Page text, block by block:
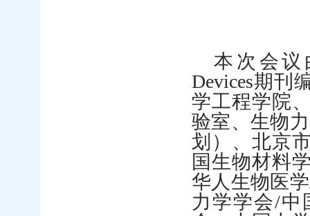
本次会议
Devices期刊
学工程学院
验室、生物
划）、北京
国生物材料
华人生物医
力学学会/中